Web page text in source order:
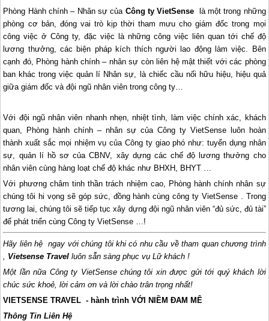
Phòng Hành chính – Nhân sự của Công ty VietSense
là một trong những
phòng cơ bản, đóng vai trò kịp thời tham mưu cho giám đốc trong mọi
công việc ở Công ty, đặc việc là những công việc liên quan tới chế độ
lương thưởng, các biện pháp kích thích người lao động làm việc. Bên
cạnh đó, Phòng hành chính – nhân sự còn liên hệ mật thiết với các phòng
ban khác trong việc quản lí Nhân sự, là chiếc cầu nối hữu hiệu, hiệu quả
giữa giám đốc và đội ngũ nhân viên trong công ty…
Với đội ngũ nhân viên nhanh nhẹn, nhiệt tình, làm việc chính xác, khách
quan, Phòng hành chính – nhân sự của Công ty VietSense luôn hoàn
thành xuất sắc mọi nhiệm vụ của Công ty giao phó như: tuyển dụng nhân
sự, quản lí hồ sơ của CBNV, xây dựng các chế độ lương thưởng cho
nhân viên cùng hàng loạt chế độ khác như BHXH, BHYT …
Với phương châm tinh thần trách nhiệm cao, Phòng hành chính nhân sự
chúng tôi hi vọng sẽ góp sức, đồng hành cùng công ty VietSense . Trong
tương lai, chúng tôi sẽ tiếp tục xây dựng đội ngũ nhân viên “đủ sức, đủ tài”
để phát triển cùng Công ty VietSense …!
Hãy liên hệ ngay với chúng tôi khi có nhu cầu về tham quan chương trình
Vietsense Travel luôn sẵn sàng phục vụ Lữ khách !
Một lần nữa Công ty VietSense chúng tôi xin được gửi tới quý khách lời
chúc sức khoẻ, lời cảm ơn và lời chào trân trọng nhất!
VIETSENSE TRAVEL - hành trình VỚI NIỀM ĐAM MÊ
Thông Tin Liên Hệ